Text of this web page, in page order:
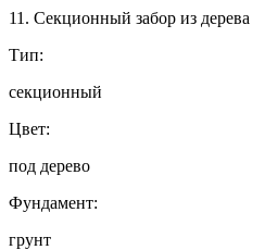
11. Секционный забор из дерева
Тип:
секционный
Цвет:
под дерево
Фундамент:
грунт